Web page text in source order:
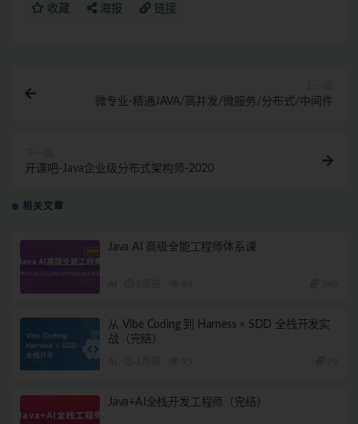
收藏 海报 链接
微专业-精通JAVA/高并发/微服务/分布式/中间件
开课吧-Java企业级分布式架构师-2020
相关文章
Java AI 高级全能工程师体系课
从 Vibe Coding 到 Harness × SDD 全栈开发实
战（完结）
Java+AI全栈开发工程师（完结）